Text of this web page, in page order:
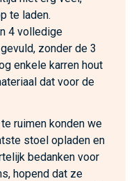
te laden.
4 volledige
zonder de 3
enkele karren hout
dat voor de
ruimen konden we
stoel opladen en
bedanken voor
hopend dat ze